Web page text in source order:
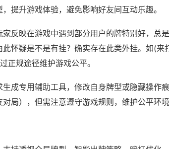
提升游戏体验，避免影响好友间互动乐趣。
反映在游戏中遇到部分用户的牌特别好，总
怀疑是不是有挂？确实存在此类外挂。如(来
正规途径维护游戏公平。
成专用辅助工具，修改自身牌型或隐藏操作
局），但需注意遵守游戏规则，维护公平环境